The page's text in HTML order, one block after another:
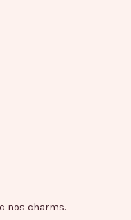
nos charms.